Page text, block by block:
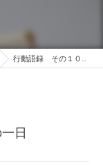
行動語録 その１０００ 台風の一日
日